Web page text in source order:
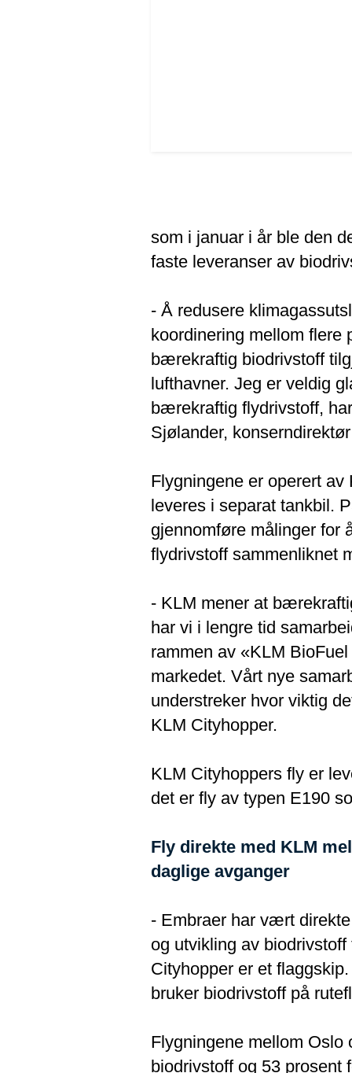
som i januar i år ble den
faste leveranser av
- Å redusere
koordinering mellom flere
bærekraftig biodrivstoff
lufthavner. Jeg er veldig
bærekraftig flydrivstoff,
Sjølander,
Flygningene er operert
leveres i separat tankbil.
gjennomføre målinger for
flydrivstoff sammenliknet
- KLM mener at
har vi i lengre tid
rammen av «KLM
markedet. Vårt nye
understreker hvor viktig
KLM Cityhopper.
KLM Cityhoppers fly er
det er fly av typen E190
Fly direkte med KLM
daglige avganger
- Embraer har vært
og utvikling av
Cityhopper er et
bruker biodrivstoff på
Flygningene mellom Oslo
biodrivstoff og 53 prosent